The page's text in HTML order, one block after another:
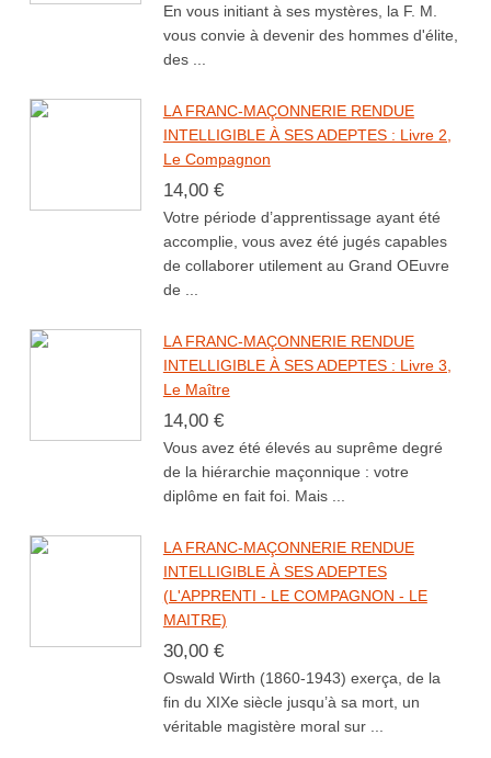
En vous initiant à ses mystères, la F. M.
vous convie à devenir des hommes d'élite,
des ...
LA FRANC-MAÇONNERIE RENDUE
INTELLIGIBLE À SES ADEPTES : Livre 2,
Le Compagnon
14,00 €
Votre période d’apprentissage ayant été
accomplie, vous avez été jugés capables
de collaborer utilement au Grand OEuvre
de ...
LA FRANC-MAÇONNERIE RENDUE
INTELLIGIBLE À SES ADEPTES : Livre 3,
Le Maître
14,00 €
Vous avez été élevés au suprême degré
de la hiérarchie maçonnique : votre
diplôme en fait foi. Mais ...
LA FRANC-MAÇONNERIE RENDUE
INTELLIGIBLE À SES ADEPTES
(L'APPRENTI - LE COMPAGNON - LE
MAITRE)
30,00 €
Oswald Wirth (1860-1943) exerça, de la
fin du XIXe siècle jusqu’à sa mort, un
véritable magistère moral sur ...